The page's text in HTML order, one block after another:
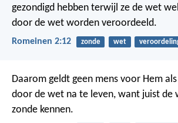
gezondigd hebben terwijl ze de wet
door de wet worden veroordeeld.
Romeinen 2:12 zonde wet
Daarom geldt geen mens voor Hem
door de wet na te leven, want juist de
zonde kennen.